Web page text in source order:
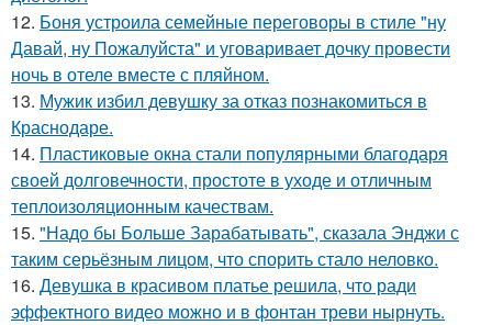
12. Боня устроила семейные переговоры в стиле "ну
Давай, ну Пожалуйста" и уговаривает дочку провести
ночь в отеле вместе с пляйном.
13. Мужик избил девушку за отказ познакомиться в
Краснодаре.
14. Пластиковые окна стали популярными благодаря
своей долговечности, простоте в уходе и отличным
теплоизоляционным качествам.
15. "Надо бы Больше Зарабатывать", сказала Энджи с
таким серьёзным лицом, что спорить стало неловко.
16. Девушка в красивом платье решила, что ради
эффектного видео можно и в фонтан треви нырнуть.